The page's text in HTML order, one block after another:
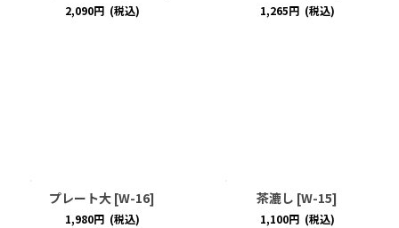
2,090円 (税込) 1,265円 (税込)
プレート大 [W-16]
1,980円 (税込)
茶漉し [W-15]
1,100円 (税込)